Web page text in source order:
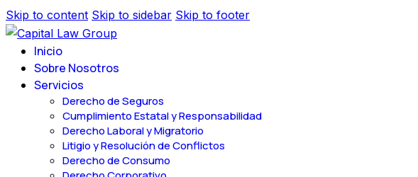
Skip to content Skip to sidebar Skip to footer
Inicio
Sobre Nosotros
Servicios
Derecho de Seguros
Cumplimiento Estatal y Responsabilidad
Derecho Laboral y Migratorio
Litigio y Resolución de Conflictos
Derecho de Consumo